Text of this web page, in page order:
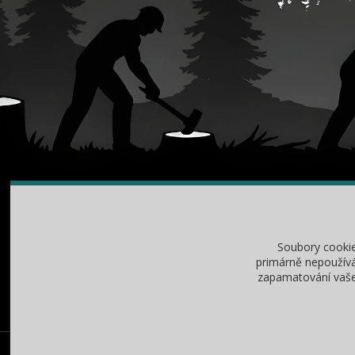
Jak
Baribal výhradní dovozce Česká Republika, Slovensko a
Soubory
primárně
zapamatování